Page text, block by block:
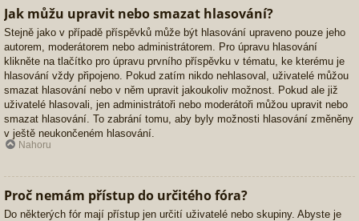
Jak můžu upravit nebo smazat hlasování?
Stejně jako v případě příspěvků může být hlasování upraveno pouze jeho
autorem, moderátorem nebo administrátorem. Pro úpravu hlasování
klikněte na tlačítko pro úpravu prvního příspěvku v tématu, ke kterému je
hlasování vždy připojeno. Pokud zatím nikdo nehlasoval, uživatelé můžou
smazat hlasování nebo v něm upravit jakoukoliv možnost. Pokud ale již
uživatelé hlasovali, jen administrátoři nebo moderátoři můžou upravit nebo
smazat hlasování. To zabrání tomu, aby byly možnosti hlasování změněny
v ještě neukončeném hlasování.
Nahoru
Proč nemám přístup do určitého fóra?
Do některých fór mají přístup jen určití uživatelé nebo skupiny. Abyste je